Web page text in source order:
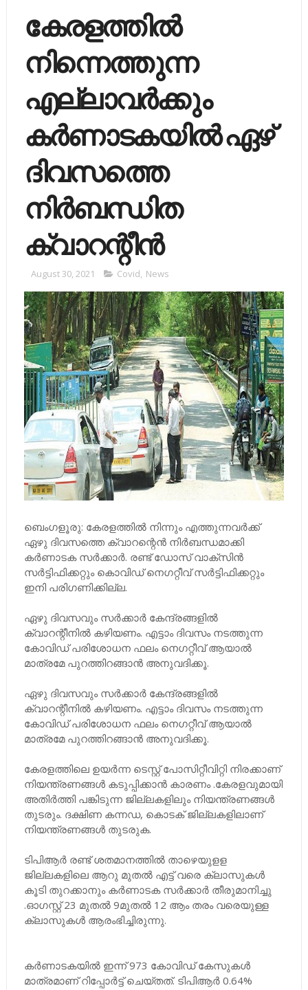
കേരളത്തില്‍
നിന്നെത്തുന്ന
എല്ലാവര്‍ക്കും
കര്‍ണാടകയില്‍ ഏഴ്
ദിവസത്തെ
നിര്‍ബന്ധിത
ക്വാറന്റീന്‍
August 30, 2021 Covid, News
ബെംഗളൂരു: കേരളത്തില്‍ നിന്നും എത്തുന്നവര്‍ക്ക്
ഏഴു ദിവസത്തെ ക്വാറന്റെന്‍ നിര്‍ബന്ധമാക്കി
കര്‍ണാടക സര്‍ക്കാര്‍. രണ്ട് ഡോസ് വാക്‌സിന്‍
സര്‍ട്ടിഫിക്കറ്റും കൊവിഡ് നെഗറ്റീവ് സര്‍ട്ടിഫിക്കറ്റും
ഇനി പരിഗണിക്കില്ല.
ഏഴു ദിവസവും സര്‍ക്കാര്‍ കേന്ദ്രങ്ങളില്‍
ക്വാറന്റീനില്‍ കഴിയണം. എട്ടാം ദിവസം നടത്തുന്ന
കോവിഡ് പരിശോധന ഫലം നെഗറ്റീവ് ആയാല്‍
മാത്രമേ പുറത്തിറങ്ങാന്‍ അനുവദിക്കൂ.
ഏഴു ദിവസവും സര്‍ക്കാര്‍ കേന്ദ്രങ്ങളില്‍
ക്വാറന്റീനില്‍ കഴിയണം. എട്ടാം ദിവസം നടത്തുന്ന
കോവിഡ് പരിശോധന ഫലം നെഗറ്റീവ് ആയാല്‍
മാത്രമേ പുറത്തിറങ്ങാന്‍ അനുവദിക്കൂ.
കേരളത്തിലെ ഉയര്‍ന്ന ടെസ്റ്റ് പോസിറ്റീവിറ്റി നിരക്കാണ്
നിയന്ത്രണങ്ങള്‍ കടുപ്പിക്കാന്‍ കാരണം .കേരളവുമായി
അതിര്‍ത്തി പങ്കിടുന്ന ജില്ലകളിലും നിയന്ത്രണങ്ങള്‍
തുടരും. ദക്ഷിണ കന്നഡ, കൊടക് ജില്ലകളിലാണ്
നിയന്ത്രണങ്ങള്‍ തുടരുക.
ടിപിആര്‍ രണ്ട് ശതമാനത്തില്‍ താഴെയുളള
ജില്ലകളിലെ ആറു മുതല്‍ എട്ട് വരെ ക്ലാസുകള്‍
കൂടി തുറക്കാനും കര്‍ണാടക സര്‍ക്കാര്‍ തീരുമാനിച്ചു
.ഓഗസ്റ്റ് 23 മുതല്‍ 9മുതല്‍ 12 ആം തരം വരെയുള്ള
ക്ലാസുകള്‍ ആരംഭിച്ചിരുന്നു.
കർണാടകയിൽ ഇന്ന് 973 കോവിഡ് കേസുകൾ
മാത്രമാണ് റിപ്പോർട്ട്‌ ചെയ്തത്. ടിപിആർ 0.64%